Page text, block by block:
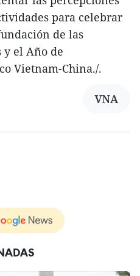
para celebrar
de las
el Año de
Vietnam-China./.
VNA